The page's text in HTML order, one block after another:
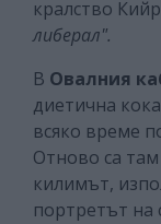
кралство
либерал".
В Овалния
диетична
всяко време
Отново са
килимът,
портретът